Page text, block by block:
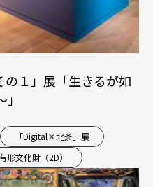
１」展「生きるが如
「Digital×北斎」展
形文化財（2D）